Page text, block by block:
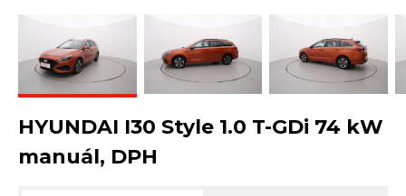
HYUNDAI I30 Style 1.0 T-GDi 74 kW
manuál, DPH